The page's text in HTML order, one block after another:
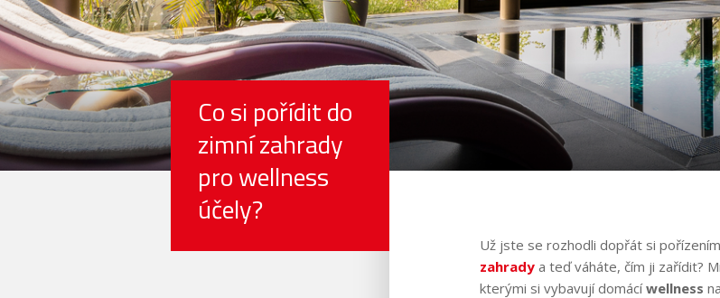
Co si pořídit do
zimní zahrady
pro wellness
účely?
Už jste se rozhodli dopřát si
zahradya teď váháte, čím ji zařídit?
kterými si vybavují domácíwellness